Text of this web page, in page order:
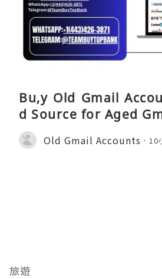
Bu,y Old Gmail
d Source for Aged
Old Gmail Accounts 10
旅遊